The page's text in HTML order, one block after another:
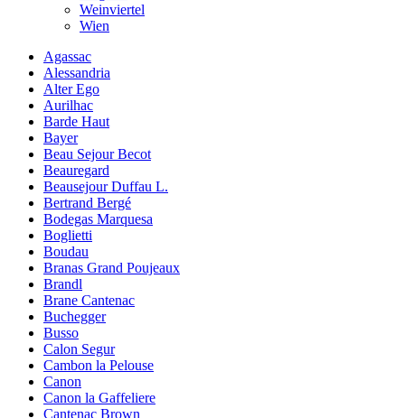
Weinviertel
Wien
Agassac
Alessandria
Alter Ego
Aurilhac
Barde Haut
Bayer
Beau Sejour Becot
Beauregard
Beausejour Duffau L.
Bertrand Bergé
Bodegas Marquesa
Boglietti
Boudau
Branas Grand Poujeaux
Brandl
Brane Cantenac
Buchegger
Busso
Calon Segur
Cambon la Pelouse
Canon
Canon la Gaffeliere
Cantenac Brown